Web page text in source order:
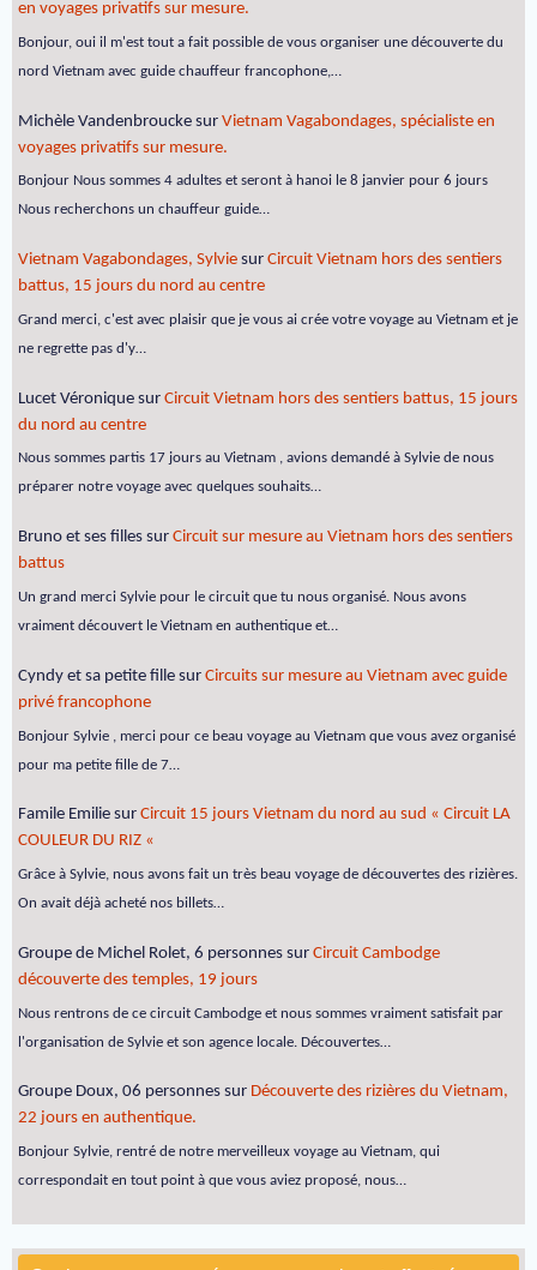
en voyages privatifs sur mesure.
Bonjour, oui il m'est tout a fait possible de vous organiser une découverte du
nord Vietnam avec guide chauffeur francophone,…
Michèle Vandenbroucke sur Vietnam Vagabondages, spécialiste en
voyages privatifs sur mesure.
Bonjour Nous sommes 4 adultes et seront à hanoi le 8 janvier pour 6 jours
Nous recherchons un chauffeur guide…
Vietnam Vagabondages, Sylvie sur Circuit Vietnam hors des sentiers
battus, 15 jours du nord au centre
Grand merci, c'est avec plaisir que je vous ai crée votre voyage au Vietnam et je
ne regrette pas d'y…
Lucet Véronique sur Circuit Vietnam hors des sentiers battus, 15 jours
du nord au centre
Nous sommes partis 17 jours au Vietnam , avions demandé à Sylvie de nous
préparer notre voyage avec quelques souhaits…
Bruno et ses filles sur Circuit sur mesure au Vietnam hors des sentiers
battus
Un grand merci Sylvie pour le circuit que tu nous organisé. Nous avons
vraiment découvert le Vietnam en authentique et…
Cyndy et sa petite fille sur Circuits sur mesure au Vietnam avec guide
privé francophone
Bonjour Sylvie , merci pour ce beau voyage au Vietnam que vous avez organisé
pour ma petite fille de 7…
Famile Emilie sur Circuit 15 jours Vietnam du nord au sud « Circuit LA
COULEUR DU RIZ «
Grâce à Sylvie, nous avons fait un très beau voyage de découvertes des rizières.
On avait déjà acheté nos billets…
Groupe de Michel Rolet, 6 personnes sur Circuit Cambodge
découverte des temples, 19 jours
Nous rentrons de ce circuit Cambodge et nous sommes vraiment satisfait par
l'organisation de Sylvie et son agence locale. Découvertes…
Groupe Doux, 06 personnes sur Découverte des rizières du Vietnam,
22 jours en authentique.
Bonjour Sylvie, rentré de notre merveilleux voyage au Vietnam, qui
correspondait en tout point à que vous aviez proposé, nous…